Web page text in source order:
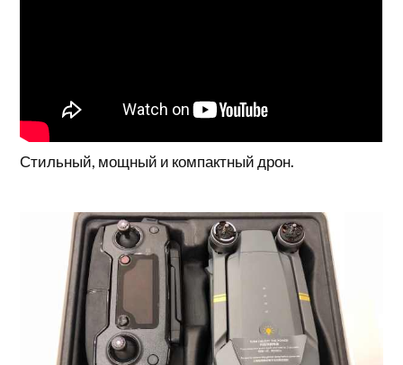
Стильный, мощный и компактный дрон.